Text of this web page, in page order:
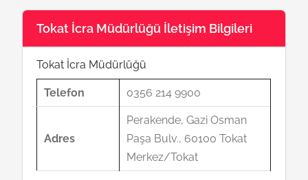
Tokat İcra Müdürlüğü İletişim Bilgileri
Tokat İcra Müdürlüğü
Telefon 0356 214 9900
Adres
Perakende, Gazi Osman
Paşa Bulv., 60100 Tokat
Merkez/Tokat